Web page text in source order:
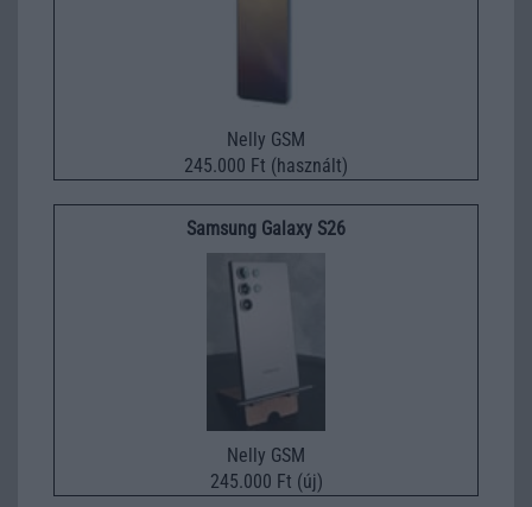
Nelly GSM
245.000 Ft (használt)
Samsung Galaxy S26
Nelly GSM
245.000 Ft (új)